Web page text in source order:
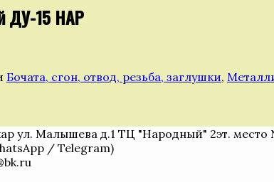
ДУ-15 НАР
Бочата, сгон, отвод, резьба, заглушки,
ул. Малышева д.1 ТЦ "Народный" 2эт.
/ Telegram)